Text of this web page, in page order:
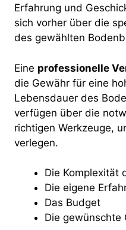
Erfahrung und
sich vorher über die
des gewählten
Eine professionelle
die Gewähr für eine
Lebensdauer des
verfügen über die
richtigen Werkzeuge,
verlegen.
Die Komplexität
Die eigene
Das Budget
Die gewünschte